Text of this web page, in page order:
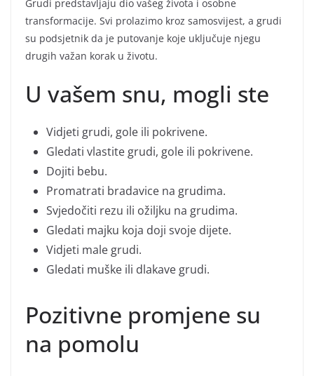
Grudi predstavljaju dio vašeg života i osobne
transformacije. Svi prolazimo kroz samosvijest, a grudi
su podsjetnik da je putovanje koje uključuje njegu
drugih važan korak u životu.
U vašem snu, mogli ste
Vidjeti grudi, gole ili pokrivene.
Gledati vlastite grudi, gole ili pokrivene.
Dojiti bebu.
Promatrati bradavice na grudima.
Svjedočiti rezu ili ožiljku na grudima.
Gledati majku koja doji svoje dijete.
Vidjeti male grudi.
Gledati muške ili dlakave grudi.
Pozitivne promjene su
na pomolu